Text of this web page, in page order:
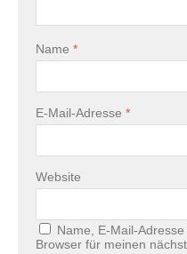
Name *
E-Mail-Adresse *
Website
Name, E-Mail-
Browser für meinen